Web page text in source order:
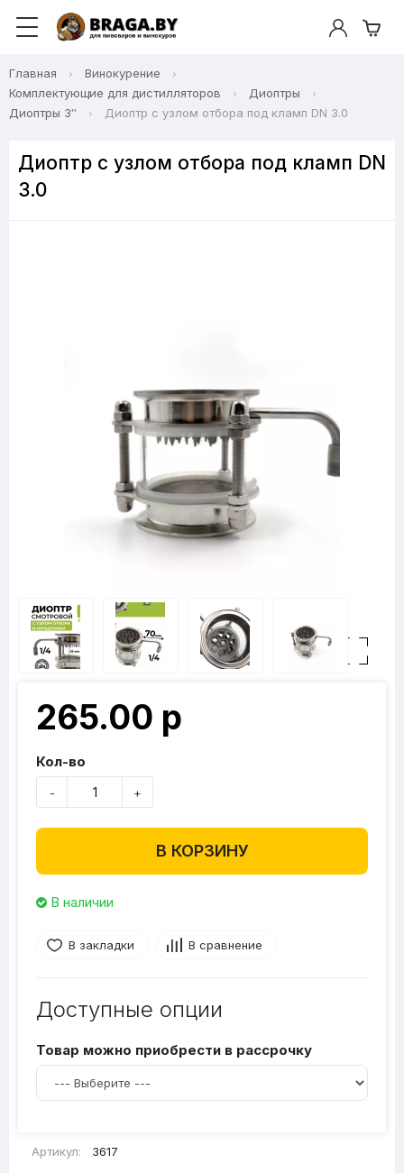
Главная
Винокурение
Комплектующие для дистилляторов
Диоптры
Диоптры 3″
Диоптр с узлом отбора под кламп DN 3.0
Диоптр с узлом отбора под кламп DN
3.0
265.00 р
Кол-во
- +
В КОРЗИНУ
В наличии
В закладки В сравнение
Доступные опции
Товар можно приобрести в рассрочку
Артикул: 3617